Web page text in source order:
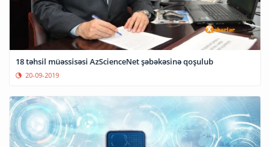
18 təhsil müəssisəsi AzScienceNet şəbəkəsinə qoşulub
20-09-2019